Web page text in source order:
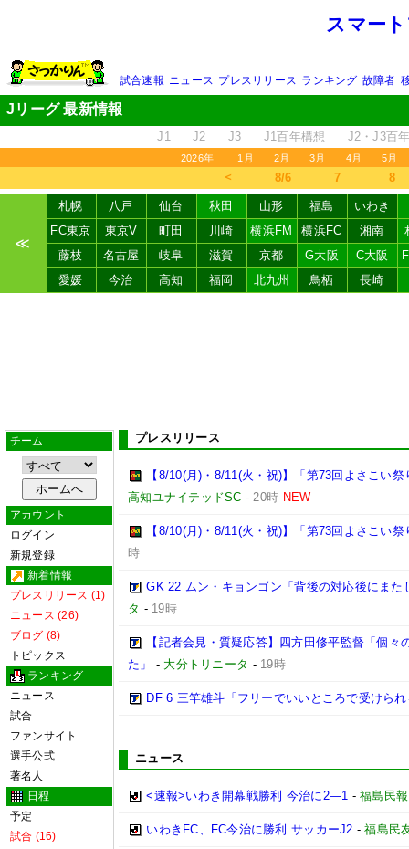
スマー
試合速報 ニュース プレスリリース ランキング 故障者
Jリーグ 最新情報
J1 J2 J3 J1百年構想 J2・J3百
2026年 1月 2月 3月 4月 5月
＜ 8/6 7 8
≪
札幌 八戸 仙台 秋田 山形 福島
いわき
FC東京
東京V 町田 川崎 横浜FM 横浜FC 湘南
藤枝
名古屋 岐阜 滋賀 京都 G大阪 C大阪
愛媛
今治 高知 福岡 北九州 鳥栖 長崎
チーム
アカウント
ログイン
新規登録
新着情報
プレスリリース (1)
ニュース (26)
ブログ (8)
トピックス
ランキング
ニュース
試合
ファンサイト
選手公式
著名人
日程
予定
試合 (16)
プレスリリース
【8/10(月)・8/11(火・祝)】「第73回よさこい
高知ユナイテッドSC -20時 NEW
【8/10(月)・8/11(火・祝)】「第73回よさこい
時
GK 22 ムン・キョンゴン「背後の対応後にま
タ - 19時
【記者会見・質疑応答】四方田修平監督「個
た」
- 大分トリニータ - 19時
DF 6 三竿雄斗「フリーでいいところで受けら
ニュース
<速報>いわき開幕戦勝利 今治に2―1 -福島民報
いわきFC、FC今治に勝利 サッカーJ2 -福島民